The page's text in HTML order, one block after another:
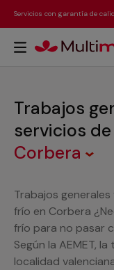
Servicios con garantía de
Trabajos
servicios
Corbera
Trabajos
frío en Corbera
frío para no pasar
Según la AEMET,
localidad